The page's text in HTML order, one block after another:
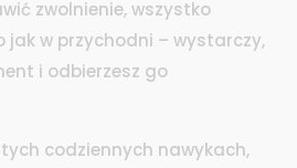
zwolnienie, wszystko
w przychodni – wystarczy,
i odbierzesz go
codziennych nawykach,